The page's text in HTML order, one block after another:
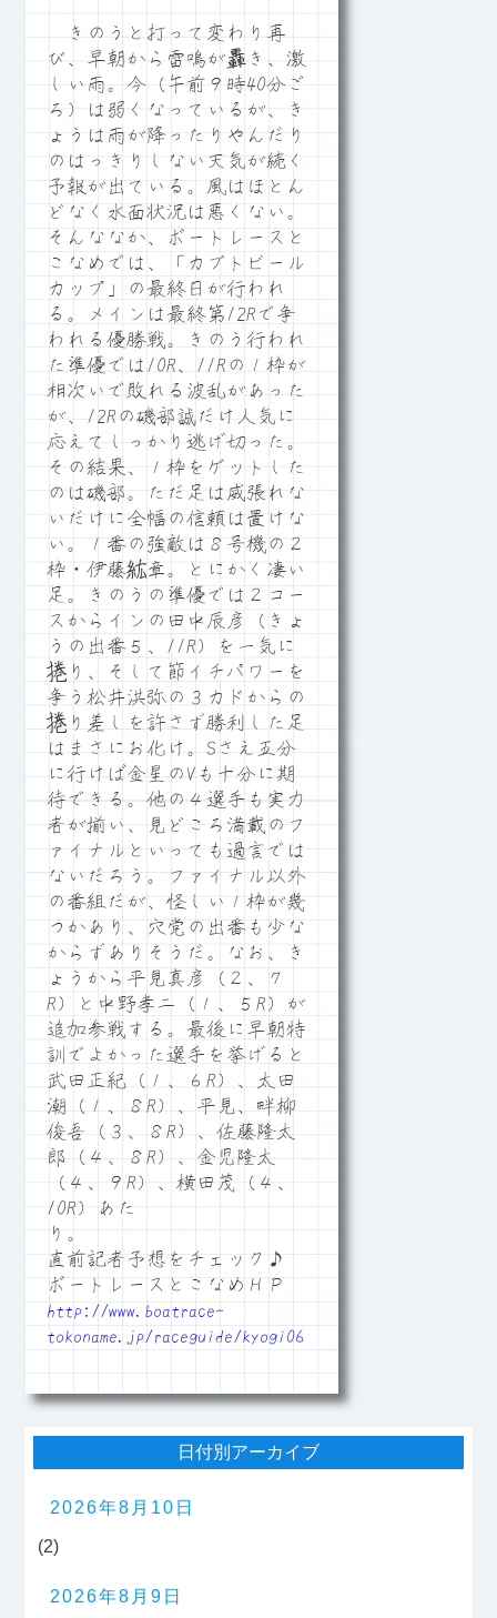
きのうと打って変わり再
び、早朝から雷鳴が轟き、激
しい雨。今（午前９時40分ご
ろ）は弱くなっているが、き
ょうは雨が降ったりやんだり
のはっきりしない天気が続く
予報が出ている。風はほとん
どなく水面状況は悪くない。
そんななか、ボートレースと
こなめでは、「カブトビール
カップ」の最終日が行われ
る。メインは最終第12Rで争
われる優勝戦。きのう行われ
た準優では10R、11Rの１枠が
相次いで敗れる波乱があった
が、12Rの磯部誠だけ人気に
応えてしっかり逃げ切った。
その結果、１枠をゲットした
のは磯部。ただ足は威張れな
いだけに全幅の信頼は置けな
い。１番の強敵は８号機の２
枠・伊藤紘章。とにかく凄い
足。きのうの準優では２コー
スからインの田中辰彦（きょ
うの出番５、11R）を一気に
捲り、そして節イチパワーを
争う松井洪弥の３カドからの
捲り差しを許さず勝利した足
はまさにお化け。Sさえ五分
に行けば金星のVも十分に期
待できる。他の４選手も実力
者が揃い、見どころ満載のフ
ァイナルといっても過言では
ないだろう。ファイナル以外
の番組だが、怪しい１枠が幾
つかあり、穴党の出番も少な
からずありそうだ。なお、き
ょうから平見真彦（２、７
R）と中野孝二（１、５R）が
追加参戦する。最後に早朝特
訓でよかった選手を挙げると
武田正紀（１、６R）、太田
潮（１、８R）、平見、畔柳
俊吾（３、８R）、佐藤隆太
郎（４、８R）、金児隆太
（４、９R）、横田茂（４、
10R）あた
り。
直前記者予想をチェック♪
ボートレースとこなめＨＰ
http://www.boatrace-
tokoname.jp/raceguide/kyogi06
日付別アーカイブ
2026年8月10日
(2)
2026年8月9日